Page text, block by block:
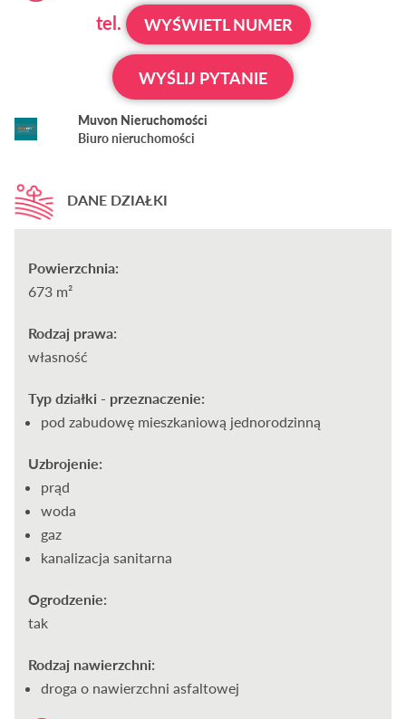
tel.
WYŚWIETL NUMER
WYŚLIJ PYTANIE
Muvon Nieruchomości
Biuro nieruchomości
DANE DZIAŁKI
Powierzchnia:
673 m²
Rodzaj prawa:
własność
Typ działki - przeznaczenie:
pod zabudowę mieszkaniową jednorodzinną
Uzbrojenie:
prąd
woda
gaz
kanalizacja sanitarna
Ogrodzenie:
tak
Rodzaj nawierzchni:
droga o nawierzchni asfaltowej